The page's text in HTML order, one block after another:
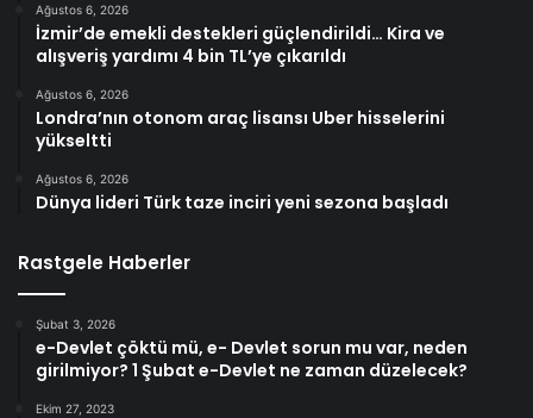
Ağustos 6, 2026
İzmir’de emekli destekleri güçlendirildi… Kira ve
alışveriş yardımı 4 bin TL’ye çıkarıldı
Ağustos 6, 2026
Londra’nın otonom araç lisansı Uber hisselerini
yükseltti
Ağustos 6, 2026
Dünya lideri Türk taze inciri yeni sezona başladı
Rastgele Haberler
Şubat 3, 2026
e-Devlet çöktü mü, e- Devlet sorun mu var, neden
girilmiyor? 1 Şubat e-Devlet ne zaman düzelecek?
Ekim 27, 2023